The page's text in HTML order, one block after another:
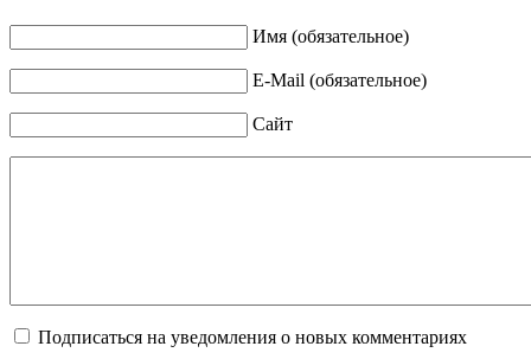
Имя (обязательное)
E-Mail (обязательное)
Сайт
Подписаться на уведомления о новых комментариях